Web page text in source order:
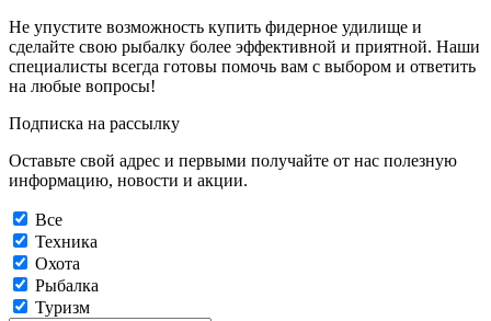
Не упустите возможность купить фидерное удилище и
сделайте свою рыбалку более эффективной и приятной. Наши
специалисты всегда готовы помочь вам с выбором и ответить
на любые вопросы!
Подписка на рассылку
Оставьте свой адрес и первыми получайте от нас полезную
информацию, новости и акции.
Все
Техника
Охота
Рыбалка
Туризм